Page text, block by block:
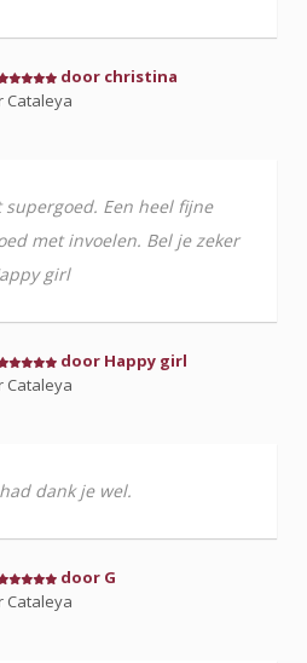
door christina
Cataleya
supergoed. Een heel fijne
met invoelen. Bel je zeker
girl
door Happy girl
Cataleya
dank je wel.
door G
Cataleya